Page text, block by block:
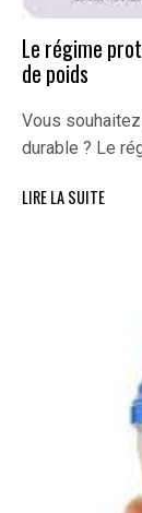
Le régime
de poids
Vous
durable ? Le
LIRE LA SUITE